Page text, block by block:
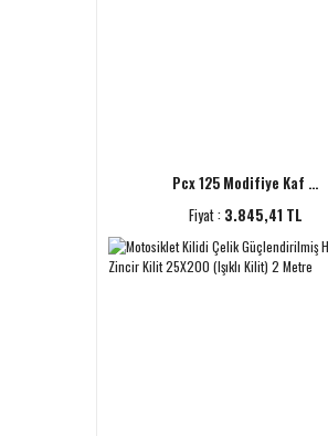
Pcx 125 Modifiye Kaf ...
Fiyat : 3.845,41 TL